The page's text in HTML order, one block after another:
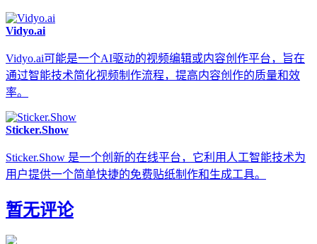
Vidyo.ai
Vidyo.ai可能是一个AI驱动的视频编辑或内容创作平台，旨在
通过智能技术简化视频制作流程，提高内容创作的质量和效
率。
Sticker.Show
Sticker.Show 是一个创新的在线平台，它利用人工智能技术为
用户提供一个简单快捷的免费贴纸制作和生成工具。
暂无评论